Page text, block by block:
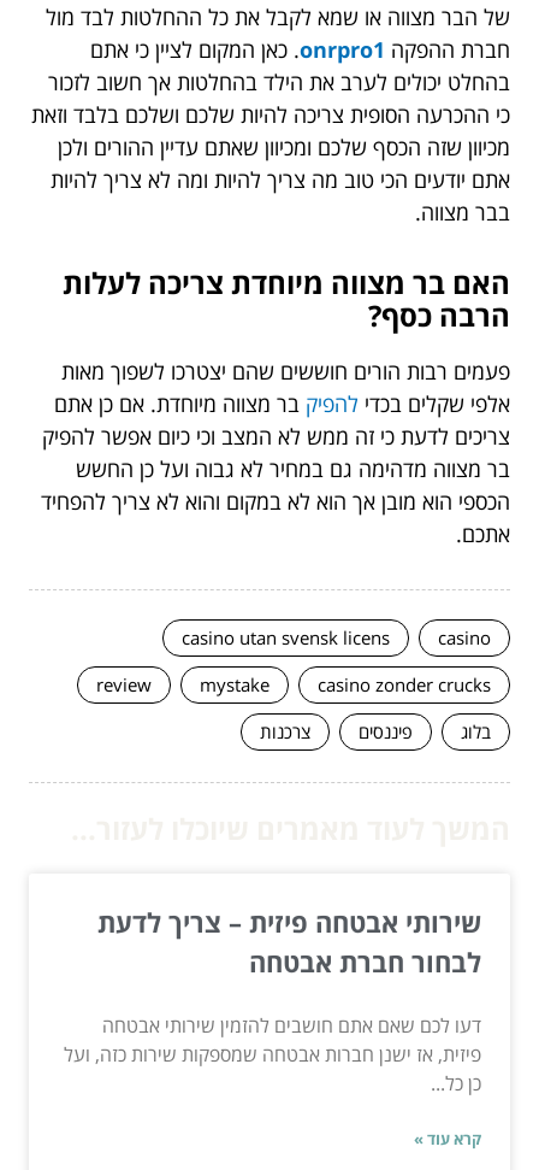
של הבר מצווה או שמא לקבל את כל ההחלטות לבד מול
חברת ההפקה onrpro1. כאן המקום לציין כי אתם
בהחלט יכולים לערב את הילד בהחלטות אך חשוב לזכור
כי ההכרעה הסופית צריכה להיות שלכם ושלכם בלבד וזאת
מכיוון שזה הכסף שלכם ומכיוון שאתם עדיין ההורים ולכן
אתם יודעים הכי טוב מה צריך להיות ומה לא צריך להיות
בבר מצווה.
האם בר מצווה מיוחדת צריכה לעלות
הרבה כסף?
פעמים רבות הורים חוששים שהם יצטרכו לשפוך מאות
אלפי שקלים בכדי להפיק בר מצווה מיוחדת. אם כן אתם
צריכים לדעת כי זה ממש לא המצב וכי כיום אפשר להפיק
בר מצווה מדהימה גם במחיר לא גבוה ועל כן החשש
הכספי הוא מובן אך הוא לא במקום והוא לא צריך להפחיד
אתכם.
casino
casino utan svensk licens
casino zonder crucks
mystake
review
בלוג
פיננסים צרכנות
שירותי אבטחה פיזית – צריך לדעת
לבחור חברת אבטחה
דעו לכם שאם אתם חושבים להזמין שירותי אבטחה
פיזית, אז ישנן חברות אבטחה שמספקות שירות כזה, ועל
כן כל...
קרא עוד »